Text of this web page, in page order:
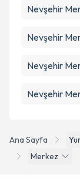
Ana Sayfa
Merkez
Nevşehir
Nevşehir
Nevşehir
Nevşehir